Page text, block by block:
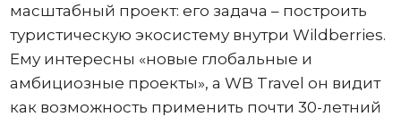
масштабный проект: его задача – построить
туристическую экосистему внутри Wildberries.
Ему интересны «новые глобальные и
амбициозные проекты», а WB Travel он видит
как возможность применить почти 30-летний